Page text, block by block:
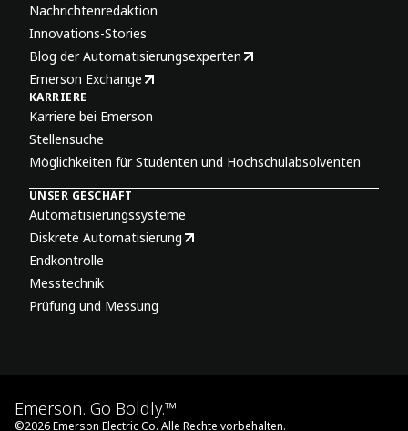
Nachrichtenredaktion
Innovations-Stories
Blog der Automatisierungsexperten
Emerson Exchange
KARRIERE
Karriere bei Emerson
Stellensuche
Möglichkeiten für Studenten und Hochschulabsolventen
UNSER GESCHÄFT
Automatisierungssysteme
Diskrete Automatisierung
Endkontrolle
Messtechnik
Prüfung und Messung
Emerson. Go Boldly.™
©2026Emerson Electric Co. Alle Rechte vorbehalten.